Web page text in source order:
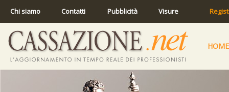
Chi siamo Contatti Pubblicità Visure
HOME